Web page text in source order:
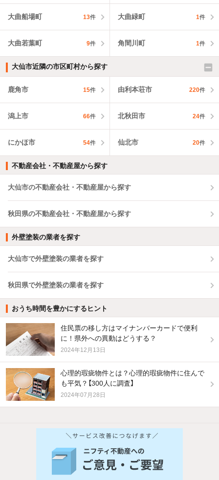
大曲船場町 13件 大曲緑町 1件
大曲若葉町 9件 角間川町 1件
大仙市近隣の市区町村から探す
鹿角市 15件 由利本荘市 220件
潟上市 66件 北秋田市 24件
にかほ市 54件 仙北市 20件
不動産会社・不動産屋から探す
大仙市の不動産会社・不動産屋から探す
秋田県の不動産会社・不動産屋から探す
外壁塗装の業者を探す
大仙市で外壁塗装の業者を探す
秋田県で外壁塗装の業者を探す
おうち時間を豊かにするヒント
住民票の移し方はマイナンバーカードで便利
に！県外への異動はどうする？
2024年12月13日
心理的瑕疵物件とは？心理的瑕疵物件に住んで
も平気？【300人に調査】
2024年07月28日
他の人はこんな条件で絞り込んでいます！
バス・トイレ別 2階以上